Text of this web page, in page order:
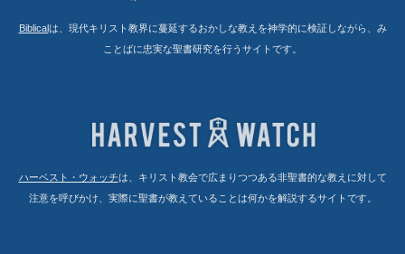
Biblicalは、現代キリスト教界に蔓延するおかしな教えを神学的に検証しながら、み
ことばに忠実な聖書研究を行うサイトです。
ハーベスト・ウォッチは、キリスト教会で広まりつつある非聖書的な教えに対して
注意を呼びかけ、実際に聖書が教えていることは何かを解説するサイトです。